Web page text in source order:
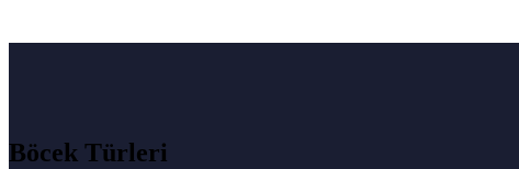
Böcek Türleri